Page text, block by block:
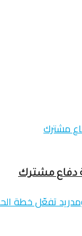
دفاع مشترك